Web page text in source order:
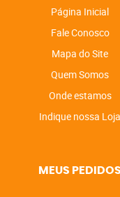
Página Inicial
Fale Conosco
Mapa do Site
Quem Somos
Onde estamos
Indique nossa Loja
MEUS PEDIDOS